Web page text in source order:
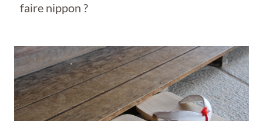
faire nippon ?